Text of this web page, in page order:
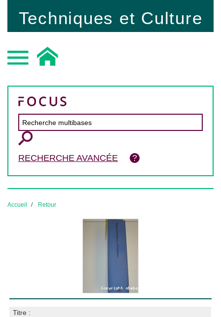
Techniques et Culture
RECHERCHE AVANCÉE
Accueil Retour
Titre :